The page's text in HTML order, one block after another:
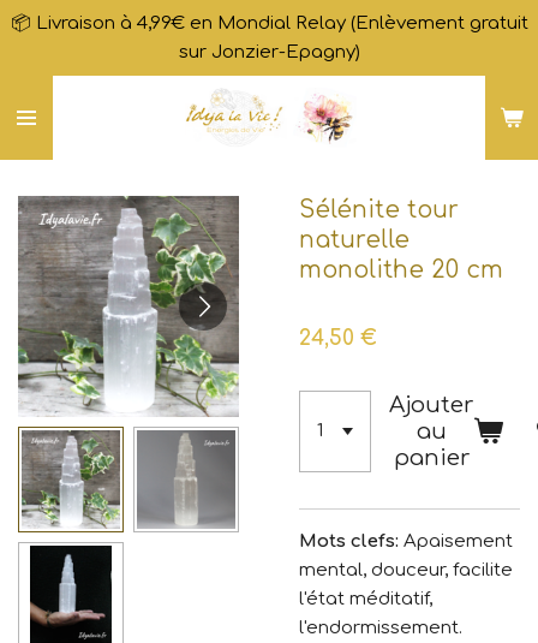
Passer
contenu
principal
📦 Livraison à 4,99€ en Mondial Relay (Enlèvement gratuit
sur Jonzier-Epagny)
Sélénite tour
naturelle
monolithe 20 cm
24,50 €
Ajouter
au
panier
Mots clefs: Apaisement
mental, douceur, facilite
l'état méditatif,
l'endormissement.